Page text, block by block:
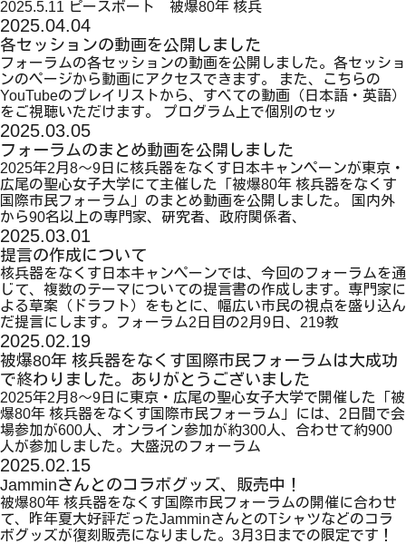
2025.5.11 ピースボート 被爆80年 核兵
2025.04.04
各セッションの動画を公開しました
フォーラムの各セッションの動画を公開しました。各セッショ
ンのページから動画にアクセスできます。 また、こちらの
YouTubeのプレイリストから、すべての動画（日本語・英語）
をご視聴いただけます。 プログラム上で個別のセッ
2025.03.05
フォーラムのまとめ動画を公開しました
2025年2月8～9日に核兵器をなくす日本キャンペーンが東京・
広尾の聖心女子大学にて主催した「被爆80年 核兵器をなくす
国際市民フォーラム」のまとめ動画を公開しました。 国内外
から90名以上の専門家、研究者、政府関係者、
2025.03.01
提言の作成について
核兵器をなくす日本キャンペーンでは、今回のフォーラムを通
じて、複数のテーマについての提言書の作成します。専門家に
よる草案（ドラフト）をもとに、幅広い市民の視点を盛り込ん
だ提言にします。フォーラム2日目の2月9日、219教
2025.02.19
被爆80年 核兵器をなくす国際市民フォーラムは大成功
で終わりました。ありがとうございました
2025年2月8～9日に東京・広尾の聖心女子大学で開催した「被
爆80年 核兵器をなくす国際市民フォーラム」には、2日間で会
場参加が600人、オンライン参加が約300人、合わせて約900
人が参加しました。大盛況のフォーラム
2025.02.15
Jamminさんとのコラボグッズ、販売中！
被爆80年 核兵器をなくす国際市民フォーラムの開催に合わせ
て、昨年夏大好評だったJamminさんとのTシャツなどのコラ
ボグッズが復刻販売になりました。3月3日までの限定です！